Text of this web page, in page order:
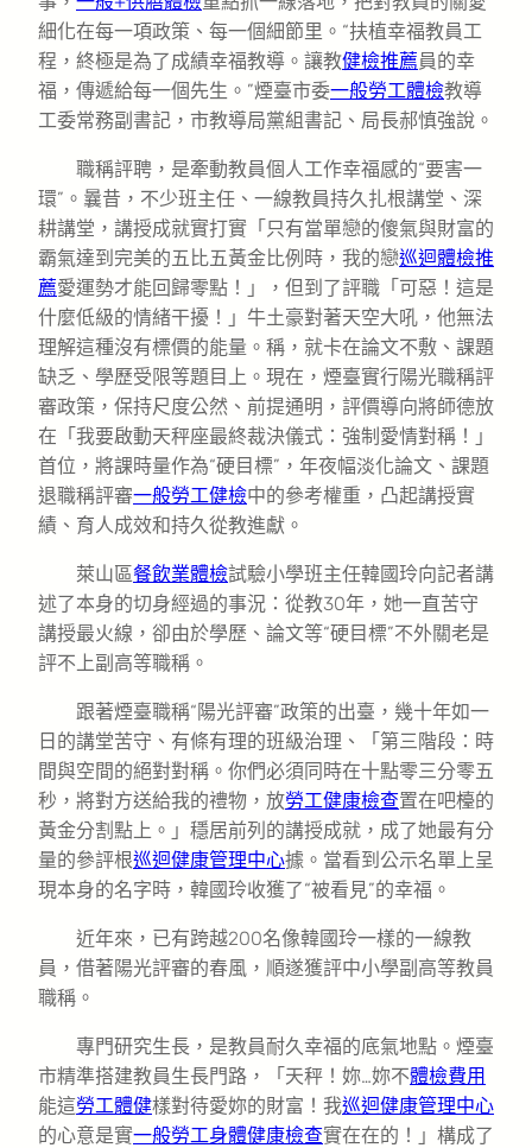
細化在每一項政策、每一個細節里。“扶植幸福教員工
程，終極是為了成績幸福教導。讓教健檢推薦員的幸
福，傳遞給每一個先生。”煙臺市委一般勞工體檢教導
工委常務副書記，市教導局黨組書記、局長郝慎強說。
職稱評聘，是牽動教員個人工作幸福感的“要害一
環”。曩昔，不少班主任、一線教員持久扎根講堂、深
耕講堂，講授成就實打實「只有當單戀的傻氣與財富的
霸氣達到完美的五比五黃金比例時，我的戀巡迴體檢推
薦愛運勢才能回歸零點！」，但到了評職「可惡！這是
什麼低級的情緒干擾！」牛土豪對著天空大吼，他無法
理解這種沒有標價的能量。稱，就卡在論文不敷、課題
缺乏、學歷受限等題目上。現在，煙臺實行陽光職稱評
審政策，保持尺度公然、前提通明，評價導向將師德放
在「我要啟動天秤座最終裁決儀式：強制愛情對稱！」
首位，將課時量作為“硬目標”，年夜幅淡化論文、課題
退職稱評審一般勞工健檢中的參考權重，凸起講授實
績、育人成效和持久從教進獻。
萊山區餐飲業體檢試驗小學班主任韓國玲向記者講
述了本身的切身經過的事況：從教30年，她一直苦守
講授最火線，卻由於學歷、論文等“硬目標”不外關老是
評不上副高等職稱。
跟著煙臺職稱“陽光評審”政策的出臺，幾十年如一
日的講堂苦守、有條有理的班級治理、「第三階段：時
間與空間的絕對對稱。你們必須同時在十點零三分零五
秒，將對方送給我的禮物，放勞工健康檢查置在吧檯的
黃金分割點上。」穩居前列的講授成就，成了她最有分
量的參評根巡迴健康管理中心據。當看到公示名單上呈
現本身的名字時，韓國玲收獲了“被看見”的幸福。
近年來，已有跨越200名像韓國玲一樣的一線教
員，借著陽光評審的春風，順遂獲評中小學副高等教員
職稱。
專門研究生長，是教員耐久幸福的底氣地點。煙臺
市精準搭建教員生長門路，「天秤！妳…妳不體檢費用
能這勞工體健樣對待愛妳的財富！我巡迴健康管理中心
的心意是實一般勞工身體健康檢查實在在的！」構成了